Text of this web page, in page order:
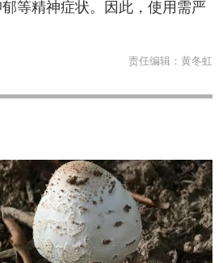
等精神症状。因此，使用需严
责任编辑： 黄冬虹